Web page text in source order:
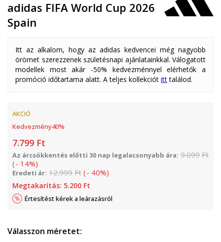
adidas FIFA World Cup 2026
Spain
Itt az alkalom, hogy az adidas kedvencei még nagyobb
örömet szerezzenek születésnapi ajánlatainkkal. Válogatott
modellek most akár -50% kedvezménnyel elérhetők a
promóció időtartama alatt. A teljes kollekciót itt találod.
AKCIÓ
Kedvezmény40%
7.799 Ft
Az árcsökkentés előtti 30 nap legalacsonyabb ára: 9.099 Ft
(- 14%)
Eredeti ár: 12.999 Ft (- 40%)
Megtakarítás: 5.200 Ft
Értesítést kérek a leárazásról
Válasszon méretet: